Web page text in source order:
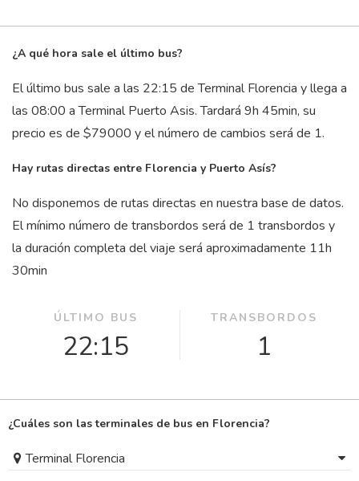
¿A qué hora sale el último bus?
El último bus sale a las 22:15 de Terminal Florencia y llega a
las 08:00 a Terminal Puerto Asis. Tardará 9h 45min, su
precio es de $79000 y el número de cambios será de 1.
Hay rutas directas entre Florencia y Puerto Asís?
No disponemos de rutas directas en nuestra base de datos.
El mínimo número de transbordos será de 1 transbordos y
la duración completa del viaje será aproximadamente 11h
30min
ÚLTIMO BUS
22:15
TRANSBORDOS
1
¿Cuáles son las terminales de bus en Florencia?
Terminal Florencia